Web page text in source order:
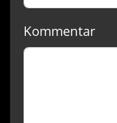
Kommentar